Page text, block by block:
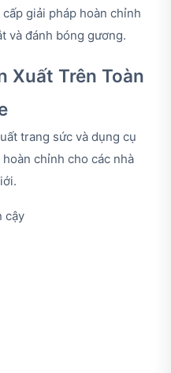
giải pháp hoàn chỉnh
và đánh bóng gương.
Xuất Trên Toàn
trang sức và dụng cụ
chỉnh cho các nhà
cậy